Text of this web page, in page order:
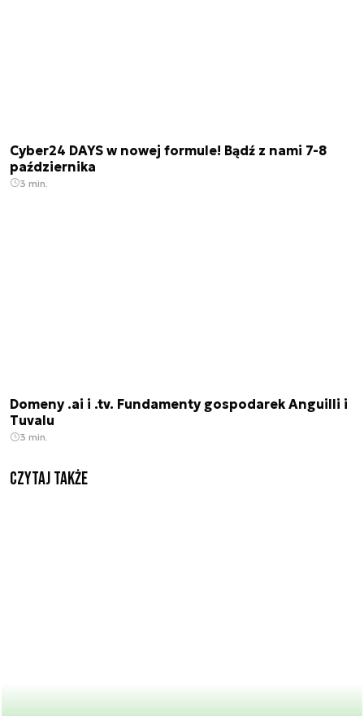
Cyber24 DAYS w nowej formule! Bądź z nami 7-8
października
3 min.
Domeny .ai i .tv. Fundamenty gospodarek Anguilli i
Tuvalu
3 min.
Czytaj także